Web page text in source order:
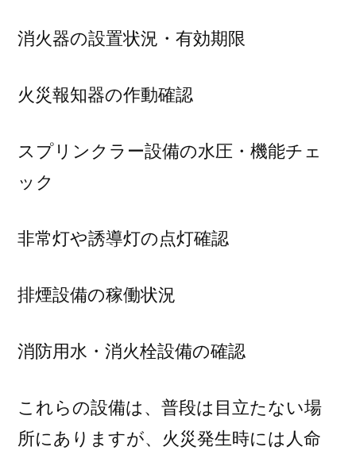
消火器の設置状況・有効期限
火災報知器の作動確認
スプリンクラー設備の水圧・機能チェ
ック
非常灯や誘導灯の点灯確認
排煙設備の稼働状況
消防用水・消火栓設備の確認
これらの設備は、普段は目立たない場
所にありますが、火災発生時には人命